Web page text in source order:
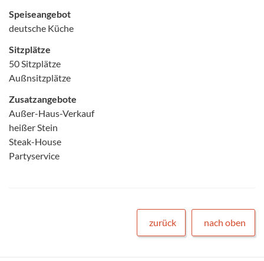
Speiseangebot
deutsche Küche
Sitzplätze
50 Sitzplätze
Außnsitzplätze
Zusatzangebote
Außer-Haus-Verkauf
heißer Stein
Steak-House
Partyservice
zurück nach oben